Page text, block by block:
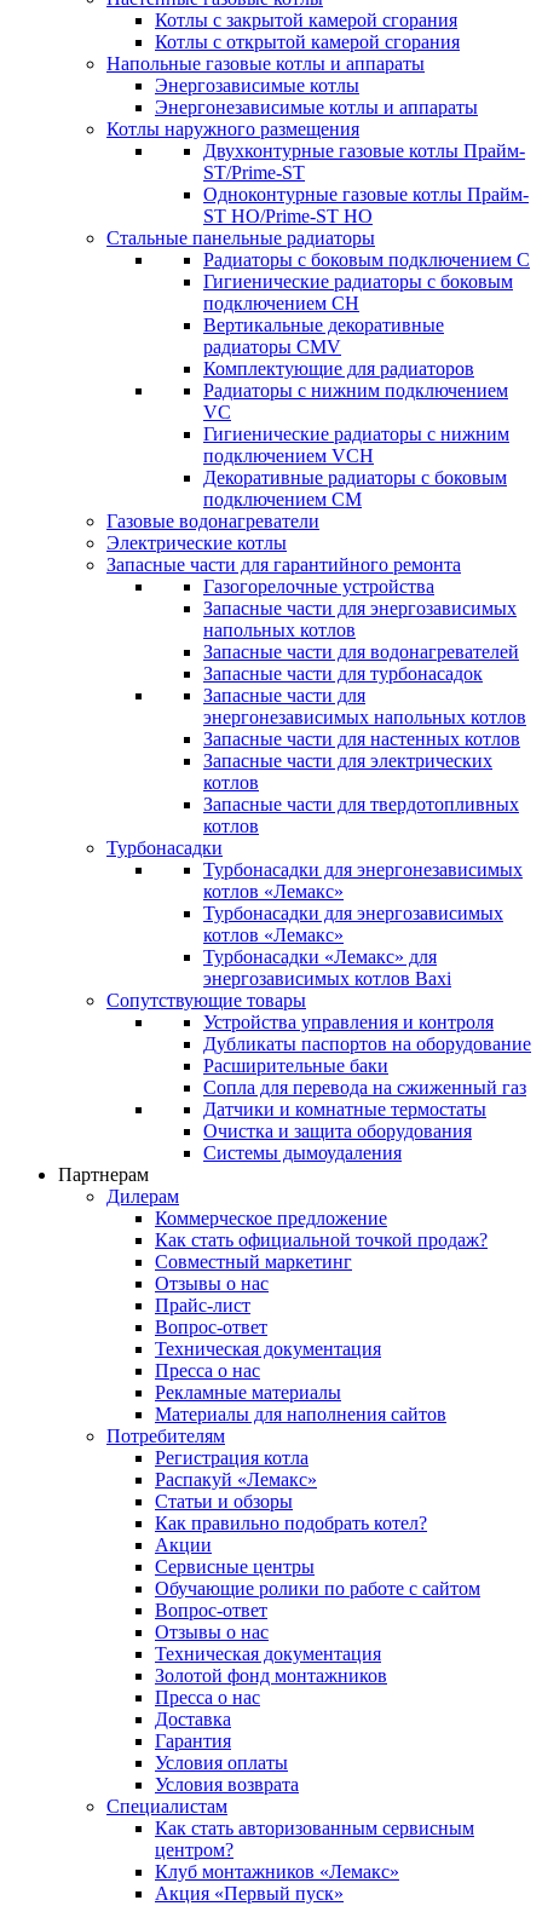
Котлы с закрытой камерой сгорания
Котлы с открытой камерой сгорания
Напольные газовые котлы и аппараты
Энергозависимые котлы
Энергонезависимые котлы и аппараты
Котлы наружного размещения
Двухконтурные газовые котлы Прайм-
ST/Prime-ST
Одноконтурные газовые котлы Прайм-
ST HO/Prime-ST HO
Стальные панельные радиаторы
Радиаторы c боковым подключением C
Гигиенические радиаторы c боковым
подключением CH
Вертикальные декоративные
радиаторы CMV
Комплектующие для радиаторов
Радиаторы c нижним подключением
VC
Гигиенические радиаторы c нижним
подключением VCH
Декоративные радиаторы с боковым
подключением CM
Газовые водонагреватели
Электрические котлы
Запасные части для гарантийного ремонта
Газогорелочные устройства
Запасные части для энергозависимых
напольных котлов
Запасные части для водонагревателей
Запасные части для турбонасадок
Запасные части для
энергонезависимых напольных котлов
Запасные части для настенных котлов
Запасные части для электрических
котлов
Запасные части для твердотопливных
котлов
Турбонасадки
Турбонасадки для энергонезависимых
котлов «Лемакс»
Турбонасадки для энергозависимых
котлов «Лемакс»
Турбонасадки «Лемакс» для
энергозависимых котлов Baxi
Сопутствующие товары
Устройства управления и контроля
Дубликаты паспортов на оборудование
Расширительные баки
Сопла для перевода на сжиженный газ
Датчики и комнатные термостаты
Очистка и защита оборудования
Системы дымоудаления
Партнерам
Дилерам
Коммерческое предложение
Как стать официальной точкой продаж?
Совместный маркетинг
Отзывы о нас
Прайс-лист
Вопрос-ответ
Техническая документация
Пресса о нас
Рекламные материалы
Материалы для наполнения сайтов
Потребителям
Регистрация котла
Распакуй «Лемакс»
Статьи и обзоры
Как правильно подобрать котел?
Акции
Сервисные центры
Обучающие ролики по работе с сайтом
Вопрос-ответ
Отзывы о нас
Техническая документация
Золотой фонд монтажников
Пресса о нас
Доставка
Гарантия
Условия оплаты
Условия возврата
Специалистам
Как стать авторизованным сервисным
центром?
Клуб монтажников «Лемакс»
Акция «Первый пуск»